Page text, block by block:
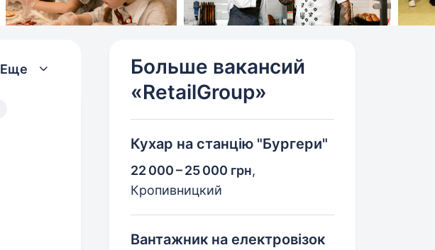
Еще
Больше вакансий
«RetailGroup»
Кухар на станцію "Бургери"
22 000 – 25 000 грн,
Кропивницкий
Вантажник на електровізок